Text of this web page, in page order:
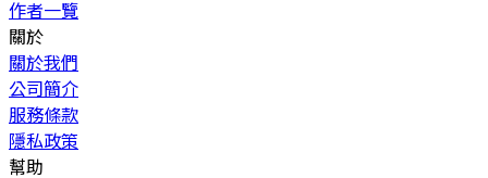
作者一覽
關於
關於我們
公司簡介
服務條款
隱私政策
幫助